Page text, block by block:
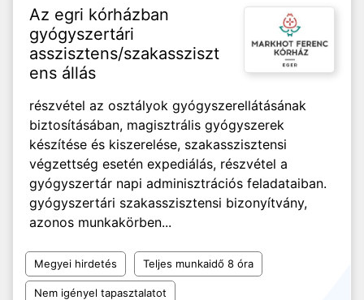
Az egri kórházban
gyógyszertári
asszisztens/szakassziszt
ens állás
részvétel az osztályok gyógyszerellátásának
biztosításában, magisztrális gyógyszerek
készítése és kiszerelése, szakasszisztensi
végzettség esetén expediálás, részvétel a
gyógyszertár napi adminisztrációs feladataiban.
gyógyszertári szakasszisztensi bizonyítvány,
azonos munkakörben...
Megyei hirdetés Teljes munkaidő 8 óra
Nem igényel tapasztalatot